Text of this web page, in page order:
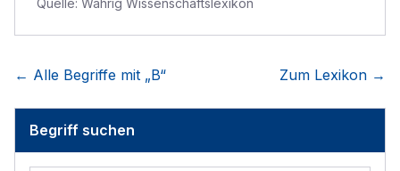
Quelle: Wahrig Wissenschaftslexikon
← Alle Begriffe mit „B“ Zum Lexikon →
Begriff suchen